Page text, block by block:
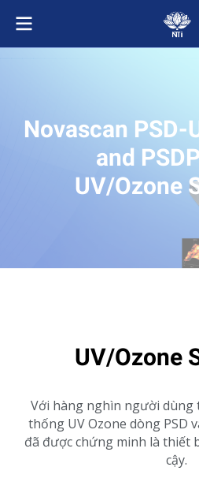
Novascan PSD-
and
UV/Ozone
UV/Ozone
Với hàng nghìn người
thống UV Ozone dòng PSD
đã được chứng minh là thiết
cậy.